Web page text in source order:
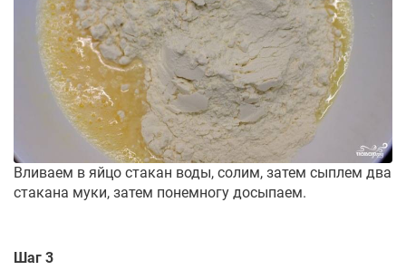
Вливаем в яйцо стакан воды, солим, затем сыплем два
стакана муки, затем понемногу досыпаем.
Шаг 3